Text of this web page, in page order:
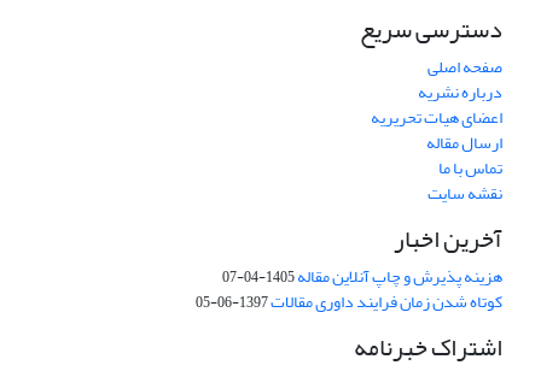
دسترسی سریع
صفحه اصلی
درباره نشریه
اعضای هیات تحریریه
ارسال مقاله
تماس با ما
نقشه سایت
آخرین اخبار
هزینه پذیرش و چاپ آنلاین مقاله1405-04-07
کوتاه شدن زمان فرایند داوری مقالات1397-06-05
اشتراک خبرنامه